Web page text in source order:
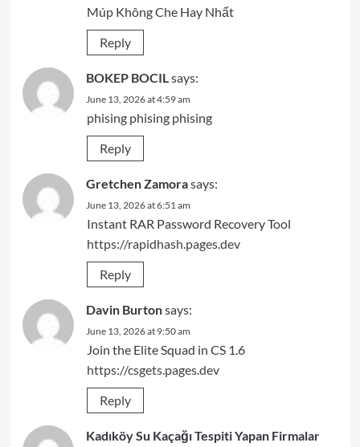
Múp Không Che Hay Nhất
Reply
BOKEP BOCILsays:
June 13, 2026 at 4:59 am
phising phising phising
Reply
Gretchen Zamorasays:
June 13, 2026 at 6:51 am
Instant RAR Password Recovery Tool
https://rapidhash.pages.dev
Reply
Davin Burtonsays:
June 13, 2026 at 9:50 am
Join the Elite Squad in CS 1.6
https://csgets.pages.dev
Reply
Kadıköy Su Kaçağı Tespiti Yapan Firmalar